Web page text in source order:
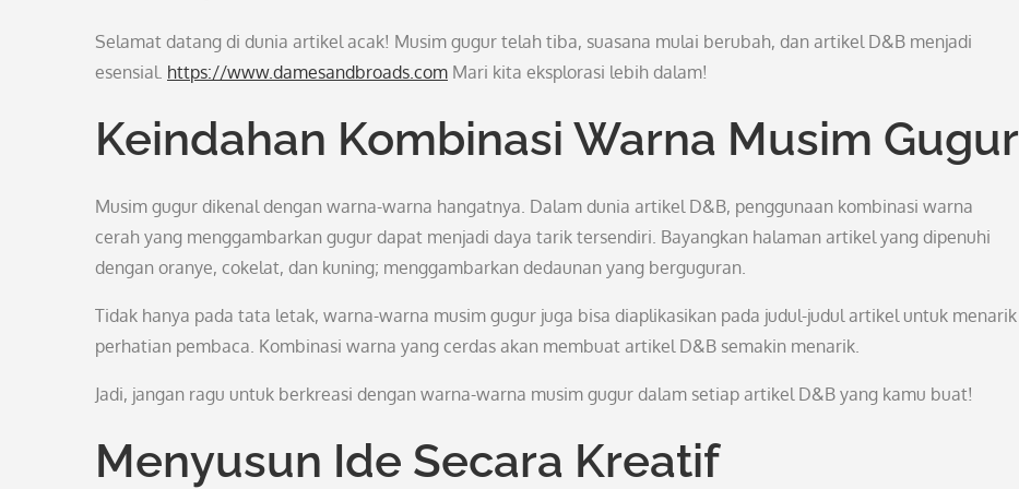
Selamat datang di dunia artikel acak! Musim gugur telah tiba, suasana mulai berubah, dan artikel D&B menjadi
esensial. https://www.damesandbroads.com Mari kita eksplorasi lebih dalam!
Keindahan Kombinasi Warna Musim Gugur
Musim gugur dikenal dengan warna-warna hangatnya. Dalam dunia artikel D&B, penggunaan kombinasi warna
cerah yang menggambarkan gugur dapat menjadi daya tarik tersendiri. Bayangkan halaman artikel yang dipenuhi
dengan oranye, cokelat, dan kuning; menggambarkan dedaunan yang berguguran.
Tidak hanya pada tata letak, warna-warna musim gugur juga bisa diaplikasikan pada judul-judul artikel untuk menarik
perhatian pembaca. Kombinasi warna yang cerdas akan membuat artikel D&B semakin menarik.
Jadi, jangan ragu untuk berkreasi dengan warna-warna musim gugur dalam setiap artikel D&B yang kamu buat!
Menyusun Ide Secara Kreatif